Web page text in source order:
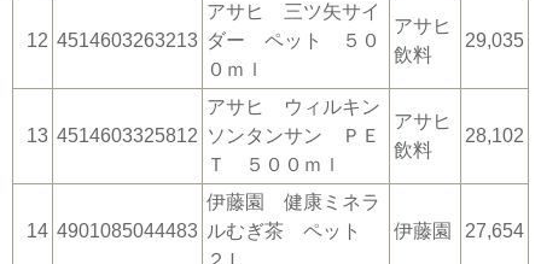
12 4514603263213
アサヒ 三ツ矢サイ
ダー ペット ５０
０ｍｌ
アサヒ
飲料
29,035
13 4514603325812
アサヒ ウィルキン
ソンタンサン ＰＥ
Ｔ ５００ｍｌ
アサヒ
飲料
28,102
14 4901085044483
伊藤園 健康ミネラ
ルむぎ茶 ペット
２Ｌ
伊藤園 27,654